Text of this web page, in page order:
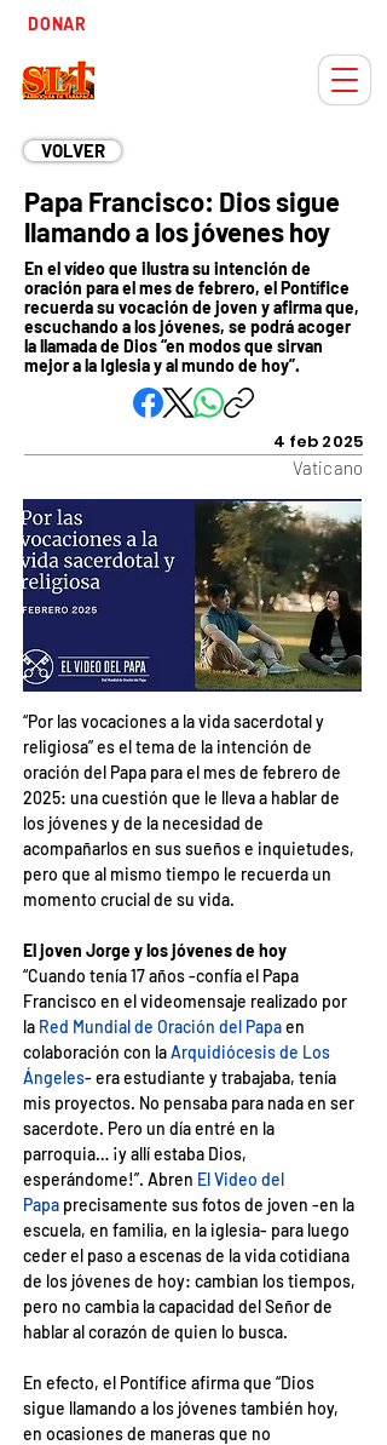
DONAR
VOLVER
Papa Francisco: Dios sigue
llamando a los jóvenes hoy
En el vídeo que ilustra su intención de
oración para el mes de febrero, el Pontífice
recuerda su vocación de joven y afirma que,
escuchando a los jóvenes, se podrá acoger
la llamada de Dios “en modos que sirvan
mejor a la Iglesia y al mundo de hoy”.
4 feb 2025
Vaticano
“Por las vocaciones a la vida sacerdotal y
religiosa” es el tema de la intención de
oración del Papa para el mes de febrero de
2025: una cuestión que le lleva a hablar de
los jóvenes y de la necesidad de
acompañarlos en sus sueños e inquietudes,
pero que al mismo tiempo le recuerda un
momento crucial de su vida.
El joven Jorge y los jóvenes de hoy
“Cuando tenía 17 años -confía el Papa
Francisco en el videomensaje realizado por
la Red Mundial de Oración del Papaen
colaboración con laArquidiócesis de Los
Ángeles- era estudiante y trabajaba, tenía
mis proyectos. No pensaba para nada en ser
sacerdote. Pero un día entré en la
parroquia… ¡y allí estaba Dios,
esperándome!”. Abren El Video del
Papa precisamente sus fotos de joven -en la
escuela, en familia, en la iglesia- para luego
ceder el paso a escenas de la vida cotidiana
de los jóvenes de hoy: cambian los tiempos,
pero no cambia la capacidad del Señor de
hablar al corazón de quien lo busca.
En efecto, el Pontífice afirma que “Dios
sigue llamando a los jóvenes también hoy,
en ocasiones de maneras que no